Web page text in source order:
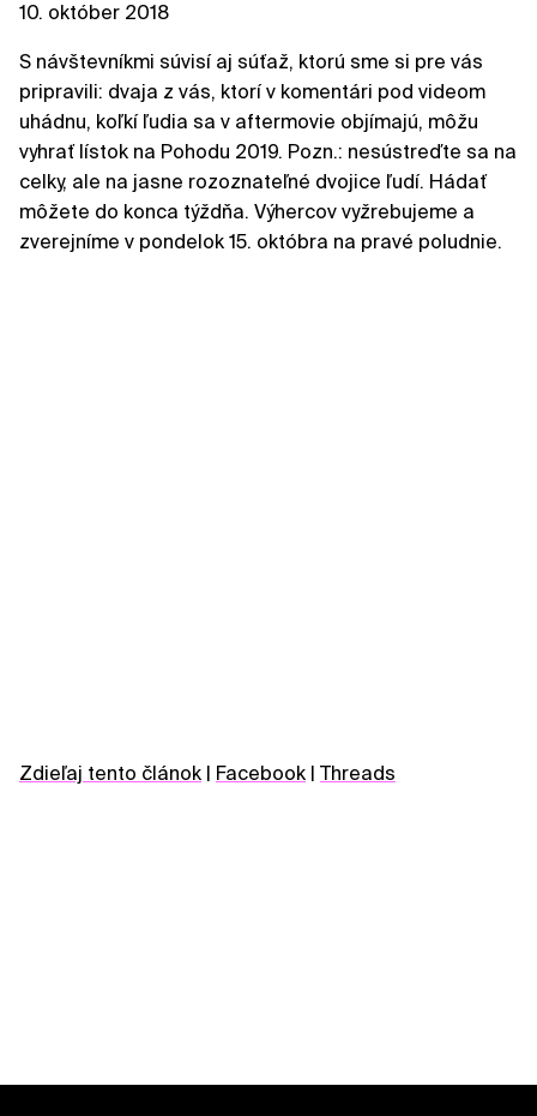
10. október 2018
S návštevníkmi súvisí aj súťaž, ktorú sme si pre vás
pripravili: dvaja z vás, ktorí v komentári pod videom
uhádnu, koľkí ľudia sa v aftermovie objímajú, môžu
vyhrať lístok na Pohodu 2019. Pozn.: nesústreďte sa na
celky, ale na jasne rozoznateľné dvojice ľudí. Hádať
môžete do konca týždňa. Výhercov vyžrebujeme a
zverejníme v pondelok 15. októbra na pravé poludnie.
Zdieľaj tento článok Facebook Threads